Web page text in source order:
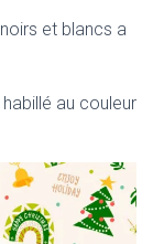
et blancs a
au couleur